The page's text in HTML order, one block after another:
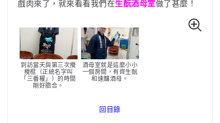
戲肉來了，就來看看我們在生酛酒母室做了甚麼！
到訪當天與第三次攪
攪棍（正統名字叫
「三番櫂」）的時間
剛好脗合。
酒母室就是這麼小小
一個房間，有齊生酛
和速釀酒母。
回目錄